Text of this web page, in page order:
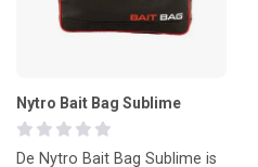
Nytro Bait Bag Sublime
De Nytro Bait Bag Sublime is